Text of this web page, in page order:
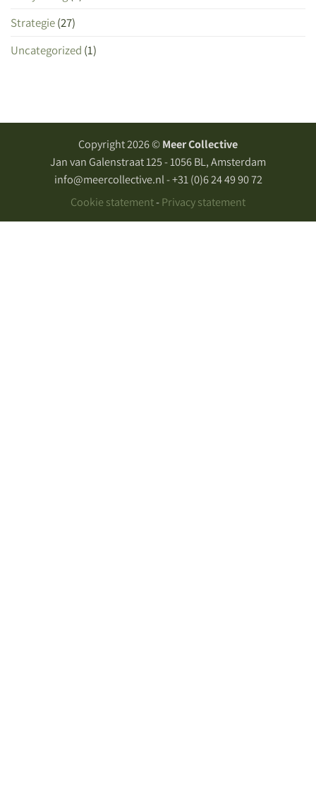
Strategie(27)
Uncategorized (1)
Copyright 2026 ©Meer Collective
Jan van Galenstraat 125 - 1056 BL, Amsterdam
info@meercollective.nl - +31 (0)6 24 49 90 72
Cookie statement-Privacy statement